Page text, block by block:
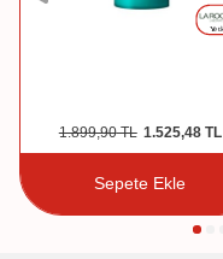
1.899,90TL 1.525,48TL
Sepete Ekle